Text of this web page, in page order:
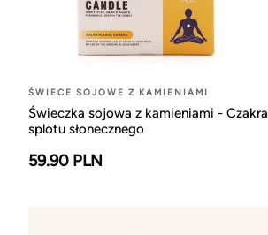
ŚWIECE SOJOWE Z KAMIENIAMI
Świeczka sojowa z kamieniami - Czakra
splotu słonecznego
59.90 PLN